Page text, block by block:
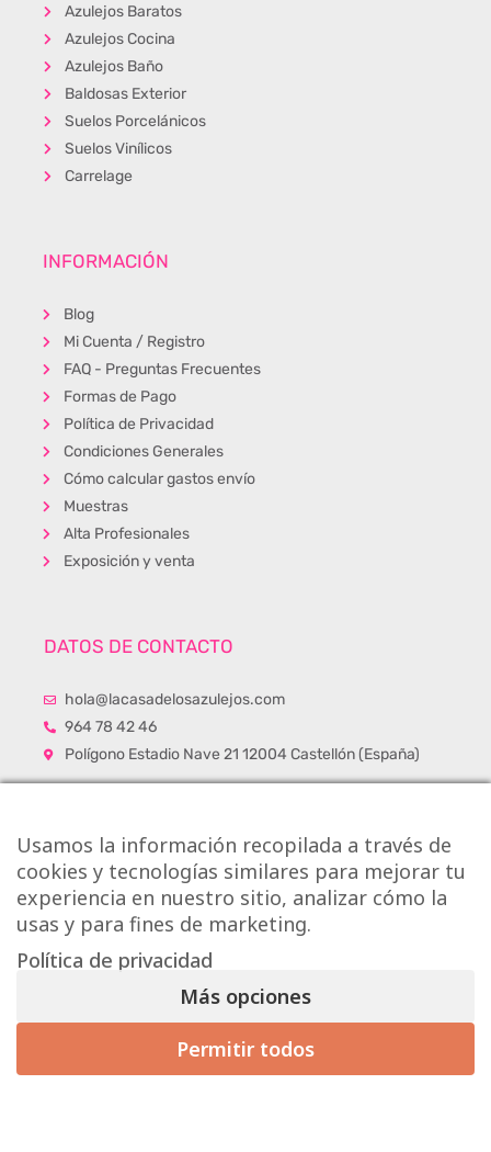
Azulejos Baratos
Azulejos Cocina
Azulejos Baño
Baldosas Exterior
Suelos Porcelánicos
Suelos Vinílicos
Carrelage
INFORMACIÓN
Blog
Mi Cuenta / Registro
FAQ - Preguntas Frecuentes
Formas de Pago
Política de Privacidad
Condiciones Generales
Cómo calcular gastos envío
Muestras
Alta Profesionales
Exposición y venta
DATOS DE CONTACTO
hola@lacasadelosazulejos.com
964 78 42 46
Polígono Estadio Nave 21 12004 Castellón (España)
Copyright © Onlytiles S.L.
Usamos la información recopilada a través de
cookies y tecnologías similares para mejorar tu
experiencia en nuestro sitio, analizar cómo la
usas y para fines de marketing.
Política de privacidad
Más opciones
Permitir todos